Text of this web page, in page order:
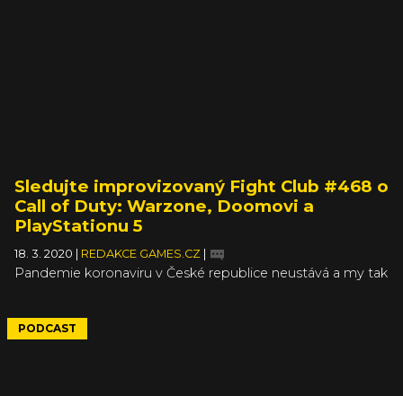
Sledujte improvizovaný Fight Club #468 o
Call of Duty: Warzone, Doomovi a
PlayStationu 5
18. 3. 2020 REDAKCE GAMES.CZ
Pandemie koronaviru v České republice neustává a my tak
Fight Club jsme vás ochudit nemohli. Omluvte prosím
PODCAST